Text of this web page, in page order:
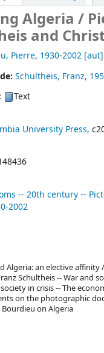
Algeria /
and
Pierre, 1930-2002[aut]
Schultheis, Franz,
Text
University Press,
-- 20th century --
2002
an elective affinity
Schultheis -- War and
in crisis -- The
on the photographic
on Algeria